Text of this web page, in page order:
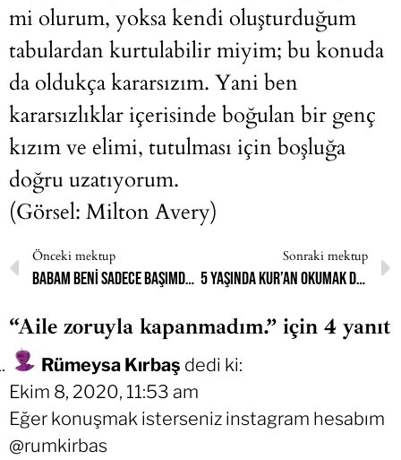
mi olurum, yoksa kendi oluşturduğum
tabulardan kurtulabilir miyim; bu konuda
da oldukça kararsızım. Yani ben
kararsızlıklar içerisinde boğulan bir genç
kızım ve elimi, tutulması için boşluğa
doğru uzatıyorum.
(Görsel: Milton Avery)
Önceki mektup
Babam beni sadece başımdaki için mi seviyor?
Sonraki mektup
5 yaşında Kur’an okumak değil, oyun oynamak istiyordum.
“Aile zoruyla kapanmadım.” için 4 yanıt
Rümeysa Kırbaş dedi ki:
Ekim 8, 2020, 11:53 am
Eğer konuşmak isterseniz instagram hesabım
@rumkirbas